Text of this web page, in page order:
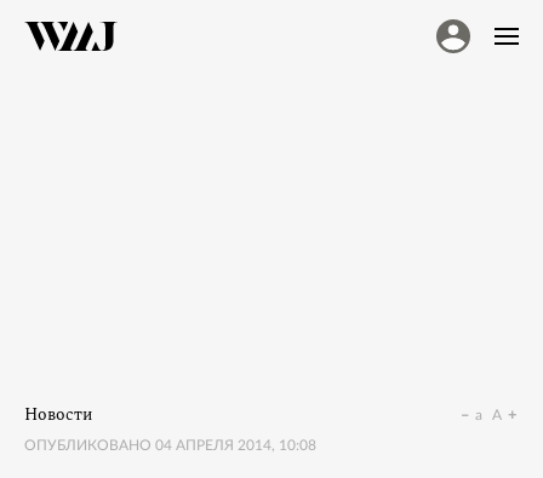
Новости
ОПУБЛИКОВАНО 04 АПРЕЛЯ 2014, 10:08
a A